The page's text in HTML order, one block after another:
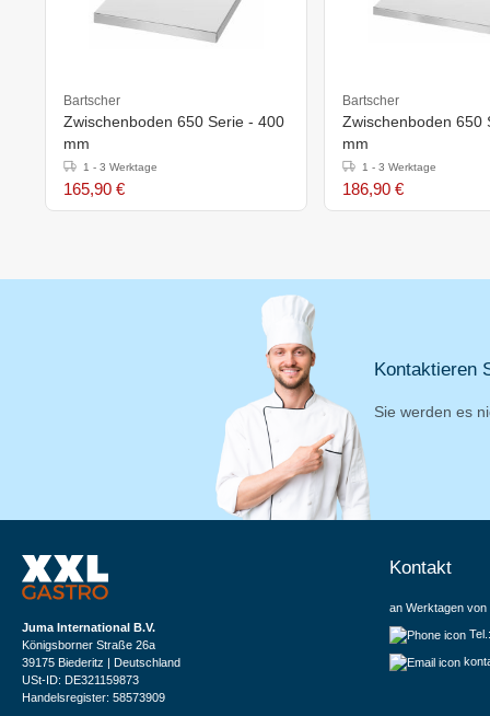
Bartscher
Zwischenboden 650 Serie - 400
mm
1 - 3 Werktage
165,90 €
Bartscher
Zwischenboden 650
mm
1 - 3 Werktage
186,90 €
Kontaktieren
Sie werden es
Juma International B.V.
Königsborner Straße 26a
39175 Biederitz | Deutschland
USt-ID: DE321159873
Handelsregister: 58573909
Kontakt
an Werktagen